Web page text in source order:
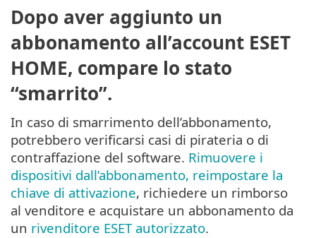
Dopo aver aggiunto un
abbonamento all’account ESET
HOME, compare lo stato
“smarrito”.
In caso di smarrimento dell’abbonamento,
potrebbero verificarsi casi di pirateria o di
contraffazione del software. Rimuovere i
dispositivi dall’abbonamento, reimpostare la
chiave di attivazione, richiedere un rimborso
al venditore e acquistare un abbonamento da
un rivenditore ESET autorizzato.